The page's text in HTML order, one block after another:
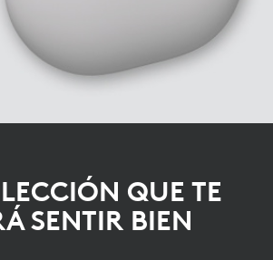
QUE TE
SENTIR BIEN